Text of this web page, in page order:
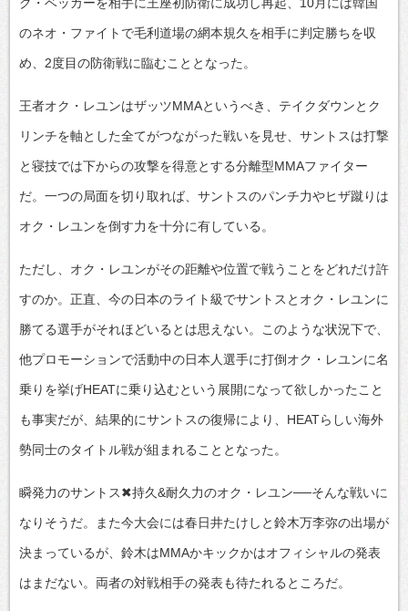
のネオ・ファイトで毛利道場の網本規久を相手に判定勝ちを収
め、2度目の防衛戦に臨むこととなった。
王者オク・レユンはザッツMMAというべき、テイクダウンとク
リンチを軸とした全てがつながった戦いを見せ、サントスは打撃
と寝技では下からの攻撃を得意とする分離型MMAファイター
だ。一つの局面を切り取れば、サントスのパンチ力やヒザ蹴りは
オク・レユンを倒す力を十分に有している。
ただし、オク・レユンがその距離や位置で戦うことをどれだけ許
すのか。正直、今の日本のライト級でサントスとオク・レユンに
勝てる選手がそれほどいるとは思えない。このような状況下で、
他プロモーションで活動中の日本人選手に打倒オク・レユンに名
乗りを挙げHEATに乗り込むという展開になって欲しかったこと
も事実だが、結果的にサントスの復帰により、HEATらしい海外
勢同士のタイトル戦が組まれることとなった。
瞬発力のサントス✖持久&耐久力のオク・レユン──そんな戦いに
なりそうだ。また今大会には春日井たけしと鈴木万李弥の出場が
決まっているが、鈴木はMMAかキックかはオフィシャルの発表
はまだない。両者の対戦相手の発表も待たれるところだ。